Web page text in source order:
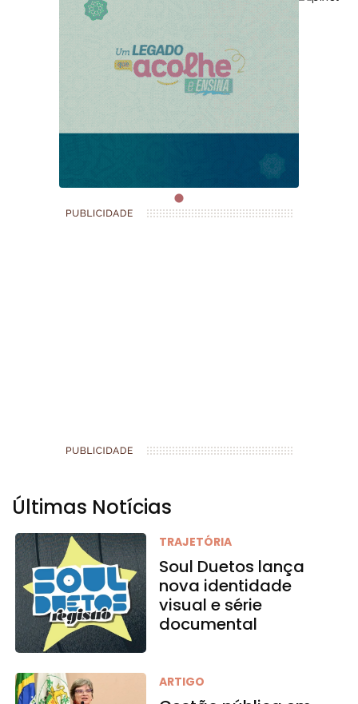
Últimas Notícias
TRAJETÓRIA
Soul Duetos lança
nova identidade
visual e série
documental
ARTIGO